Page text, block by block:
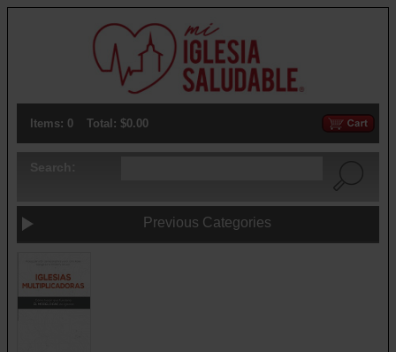
Items: 0 Total: $0.00
Previous Categories